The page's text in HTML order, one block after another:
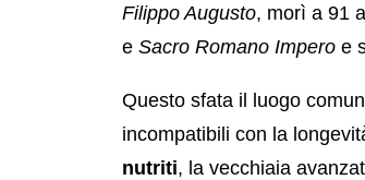
Filippo Augusto, morì a 91
e Sacro Romano Impero e
Questo sfata il luogo
incompatibili con la
nutriti, la vecchiaia